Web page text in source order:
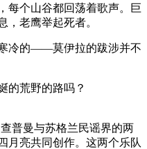
每个山谷都回荡着歌声。巨
，老鹰举起死者。
冷的——莫伊拉的跋涉并不
的荒野的路吗？
普曼与苏格兰民谣界的两
月亮共同创作。这两个乐队